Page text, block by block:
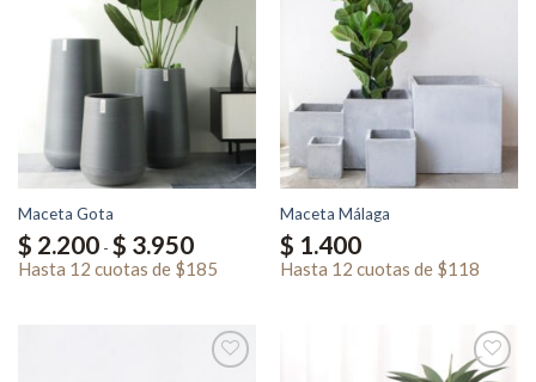
Maceta Gota
$ 2.200 - $ 3.950Rango
de
precios:
desde
$ 3.950
Hasta 12 cuotas de $185
Maceta Málaga
$ 1.400
Hasta 12 cuotas de $118